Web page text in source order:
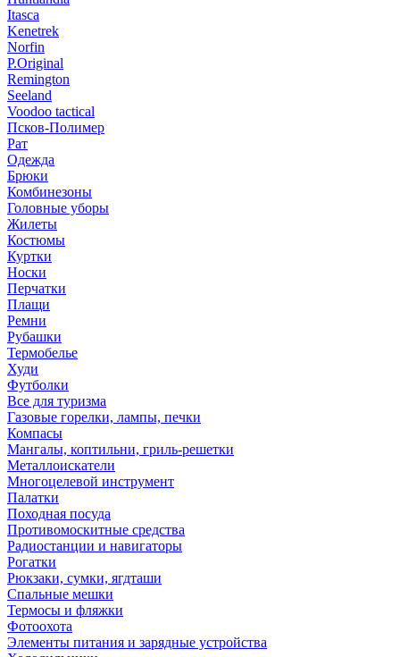
Itasca
Kenetrek
Norfin
P.Original
Remington
Seeland
Voodoo tactical
Псков-Полимер
Рат
Одежда
Брюки
Комбинезоны
Головные уборы
Жилеты
Костюмы
Куртки
Носки
Перчатки
Плащи
Ремни
Рубашки
Термобелье
Худи
Футболки
Все для туризма
Газовые горелки, лампы, печки
Компасы
Мангалы, коптильни, гриль-решетки
Металлоискатели
Многоцелевой инструмент
Палатки
Походная посуда
Противомоскитные средства
Радиостанции и навигаторы
Рогатки
Рюкзаки, сумки, ягдташи
Спальные мешки
Термосы и фляжки
Фотоохота
Элементы питания и зарядные устройства